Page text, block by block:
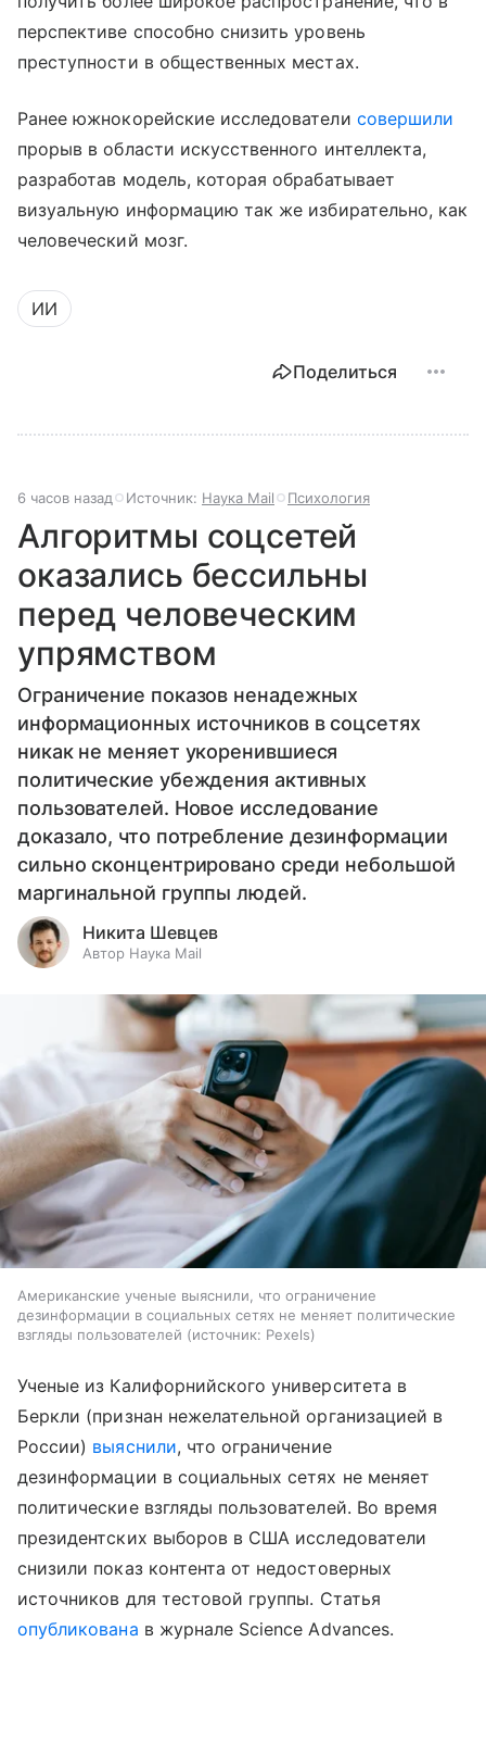
перспективе способно снизить уровень
преступности в общественных местах.
Ранее южнокорейские исследователи совершили
прорыв в области искусственного интеллекта,
разработав модель, которая обрабатывает
визуальную информацию так же избирательно, как
человеческий мозг.
ИИ
Поделиться
6 часов назад Источник: Наука Mail Психология
Алгоритмы соцсетей
оказались бессильны
перед человеческим
упрямством
Ограничение показов ненадежных
информационных источников в соцсетях
никак не меняет укоренившиеся
политические убеждения активных
пользователей. Новое исследование
доказало, что потребление дезинформации
сильно сконцентрировано среди небольшой
маргинальной группы людей.
Никита Шевцев
Автор Наука Mail
Американские ученые выяснили, что ограничение
дезинформации в социальных сетях не меняет политические
взгляды пользователей
источник: Pexels
Ученые из Калифорнийского университета в
Беркли (признан нежелательной организацией в
России) выяснили, что ограничение
дезинформации в социальных сетях не меняет
политические взгляды пользователей. Во время
президентских выборов в США исследователи
снизили показ контента от недостоверных
источников для тестовой группы. Статья
опубликована в журнале Science Advances.